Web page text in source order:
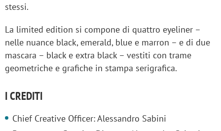
stessi.
La limited edition si compone di quattro eyeliner –
nelle nuance black, emerald, blue e marron – e di due
mascara – black e extra black – vestiti con trame
geometriche e grafiche in stampa serigrafica.
I CREDITI
Chief Creative Officer: Alessandro Sabini